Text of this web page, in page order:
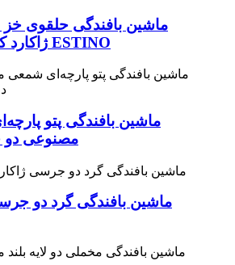
ماشین بافندگی حلقوی
ژاکارد کامپیوتری ESTINO
ماشین بافندگی پتو
مصنوعی دو
ماشین بافندگی گرد دو